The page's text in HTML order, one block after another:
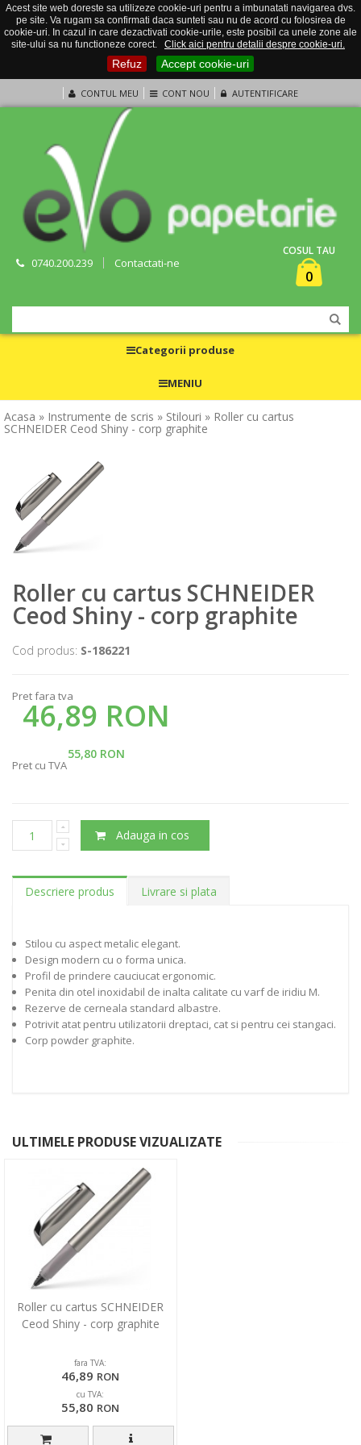
Acest site web doreste sa utilizeze cookie-uri pentru a imbunatati navigarea dvs.
pe site. Va rugam sa confirmati daca sunteti sau nu de acord cu folosirea de
cookie-uri. In cazul in care dezactivati cookie-urile, este posibil ca unele zone ale
site-ului sa nu functioneze corect.
Click aici pentru detalii despre cookie-uri.
Refuz Accept cookie-uri
CONTUL MEU CONT NOU AUTENTIFICARE
0740.200.239 Contactati-ne
COSUL TAU
0
Categorii produse
MENIU
Acasa » Instrumente de scris » Stilouri » Roller cu cartus
SCHNEIDER Ceod Shiny - corp graphite
Roller cu cartus SCHNEIDER
Ceod Shiny - corp graphite
Cod produs: S-186221
Pret fara tva
46,89 RON
55,80 RON
Pret cu TVA
Adauga in cos
Descriere produs Livrare si plata
Stilou cu aspect metalic elegant.
Design modern cu o forma unica.
Profil de prindere cauciucat ergonomic.
Penita din otel inoxidabil de inalta calitate cu varf de iridiu M.
Rezerve de cerneala standard albastre.
Potrivit atat pentru utilizatorii dreptaci, cat si pentru cei stangaci.
Corp powder graphite.
ULTIMELE PRODUSE VIZUALIZATE
Roller cu cartus SCHNEIDER
Ceod Shiny - corp graphite
fara TVA:
46,89 RON
cu TVA:
55,80 RON